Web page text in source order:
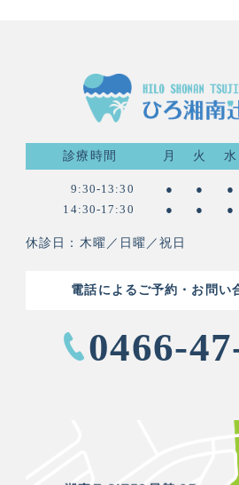
診療時間 月 火 水
9:30-13:30 ● ● ●
14:30-17:30
● ● ●
休診日：木曜／日曜／祝日
電話によるご予約・お問い
0466-